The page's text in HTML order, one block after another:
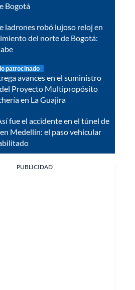
Bogotá
ladrones robó lujoso reloj en
del norte de Bogotá:
patrocinado
avances en el suministro
del Proyecto Multipropósito
en La Guajira
fue el accidente en el túnel de
Medellín: el paso vehicular
PUBLICIDAD